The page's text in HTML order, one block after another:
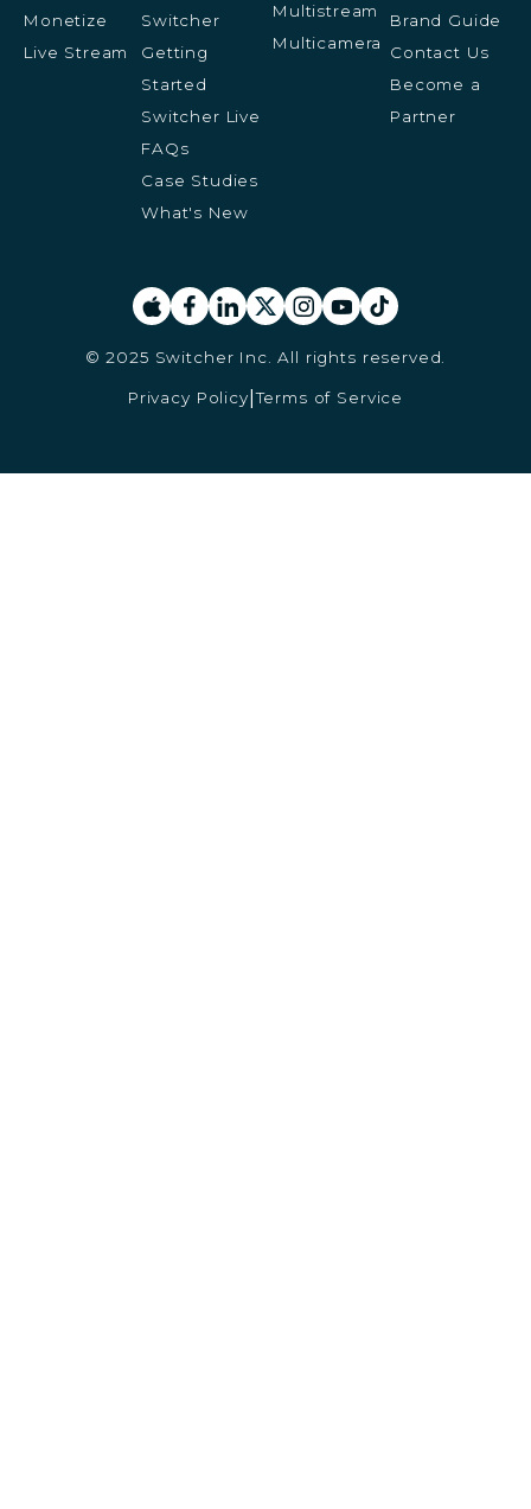
Monetize
Live Stream
Switcher
Getting
Started
Switcher Live
FAQs
Case Studies
What's New
Multistream
Multicamera
Brand Guide
Contact Us
Become a
Partner
Privacy Policy Terms of Service
© 2025 Switcher Inc. All rights reserved.